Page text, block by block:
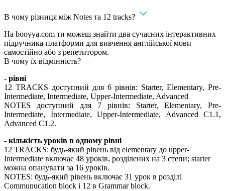
В чому різниця між Notes та 12 tracks?
На booyya.com ти можеш знайти два сучасних інтерактивних
підручника-платформи для вивчення англійської мови
самостійно або з репетитором.
В чому їх відмінність?
- рівні
12 TRACKS доступний для 6 рівнів: Starter, Elementary, Pre-
Intermediate, Intermediate, Upper-Intermediate, Advanced
NOTES доступний для 7 рівнів: Starter, Elementary, Pre-
Intermediate, Intermediate, Upper-Intermediate, Advanced C1.1,
Advanced C1.2.
- кількість уроків в одному рівні
12 TRACKS: будь-який рівень від elementary до upper-
Intermediate включає 48 уроків, розділених на 3 степи; starter
можна опанувати за 16 уроків.
NOTES: будь-який рівень включає 31 урок в розділі
Communucation block і 12 в Grammar block.